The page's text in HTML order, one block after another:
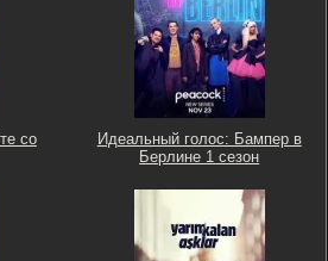
со
Идеальный голос: Бампер в
Берлине 1 сезон